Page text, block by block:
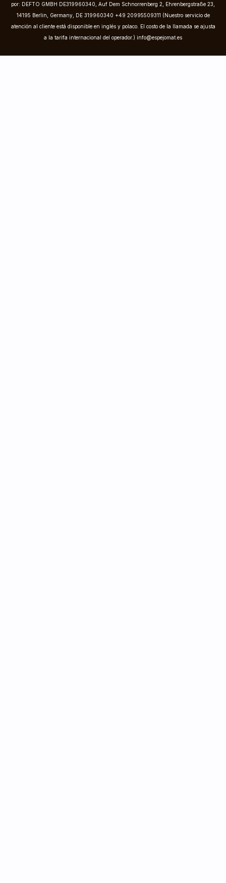
por: DEFTO GMBH DE319960340, Auf Dem Schnorrenberg 2, Ehrenbergstraße 23,
14195 Berlin, Germany, DE 319960340 +49 20995509311 (Nuestro servicio de
atención al cliente está disponible en inglés y polaco. El costo de la llamada se ajusta
a la tarifa internacional del operador.) info@espejomat.es